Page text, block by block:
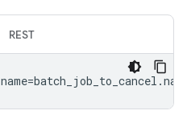
REST
name=batch_job_to_cancel .